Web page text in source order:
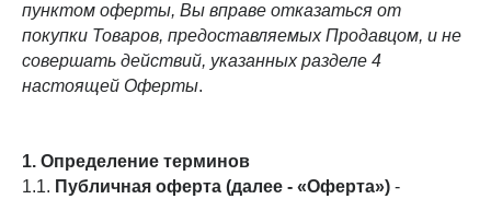
пунктом оферты, Вы вправе отказаться от
покупки Товаров, предоставляемых Продавцом, и не
совершать действий, указанных разделе 4
настоящей Оферты.
1. Определение терминов
1.1. Публичная оферта (далее - «Оферта») -